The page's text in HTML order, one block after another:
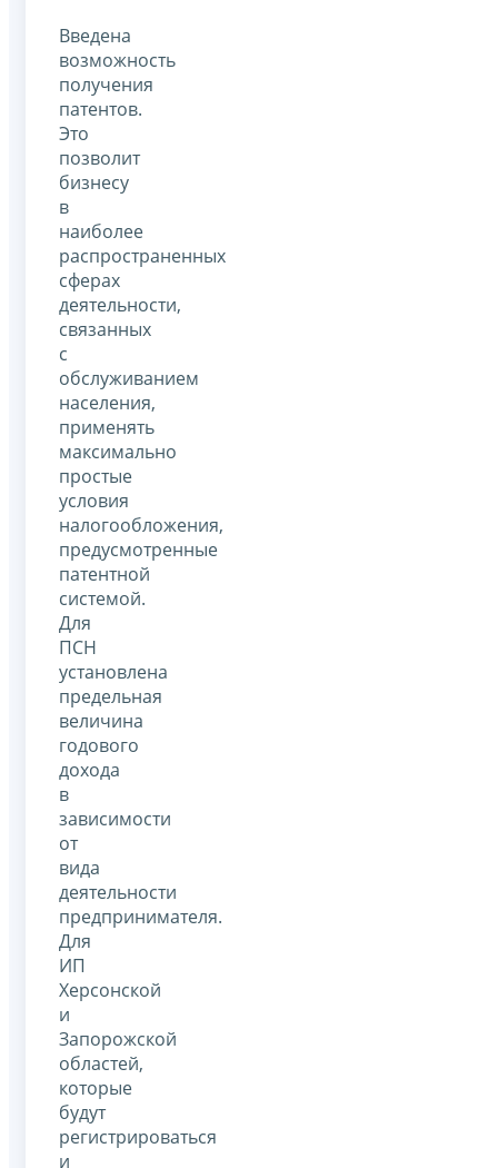
Введена
возможность
получения
патентов.
Это
позволит
бизнесу
в
наиболее
распространенных
сферах
деятельности,
связанных
с
обслуживанием
населения,
применять
максимально
простые
условия
налогообложения,
предусмотренные
патентной
системой.
Для
ПСН
установлена
предельная
величина
годового
дохода
в
зависимости
от
вида
деятельности
предпринимателя.
Для
ИП
Херсонской
и
Запорожской
областей,
которые
будут
регистрироваться
и